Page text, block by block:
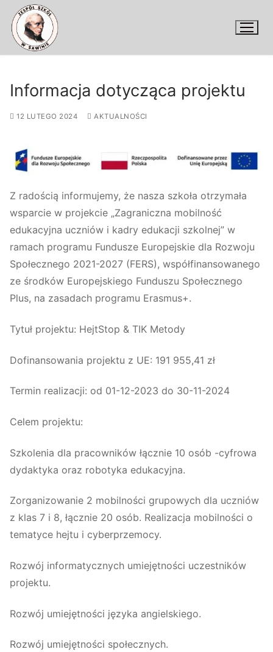
Przejdź
treści
Informacja dotycząca projektu
12 LUTEGO 2024 AKTUALNOŚCI
Z radością informujemy, że nasza szkoła otrzymała
wsparcie w projekcie „Zagraniczna mobilność
edukacyjna uczniów i kadry edukacji szkolnej” w
ramach programu Fundusze Europejskie dla Rozwoju
Społecznego 2021-2027 (FERS), współfinansowanego
ze środków Europejskiego Funduszu Społecznego
Plus, na zasadach programu Erasmus+.
Tytuł projektu: HejtStop & TIK Metody
Dofinansowania projektu z UE: 191 955,41 zł
Termin realizacji: od 01-12-2023 do 30-11-2024
Celem projektu:
Szkolenia dla pracowników łącznie 10 osób -cyfrowa
dydaktyka oraz robotyka edukacyjna.
Zorganizowanie 2 mobilności grupowych dla uczniów
z klas 7 i 8, łącznie 20 osób. Realizacja mobilności o
tematyce hejtu i cyberprzemocy.
Rozwój informatycznych umiejętności uczestników
projektu.
Rozwój umiejętności języka angielskiego.
Rozwój umiejętności społecznych.